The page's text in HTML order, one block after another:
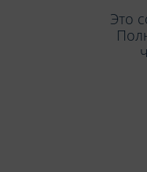
Это